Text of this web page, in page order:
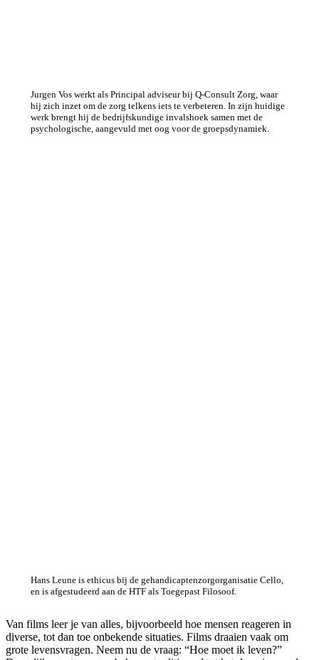
Jurgen Vos werkt als Principal adviseur bij Q-Consult Zorg, waar
hij zich inzet om de zorg telkens iets te verbeteren. In zijn huidige
werk brengt hij de bedrijfskundige invalshoek samen met de
psychologische, aangevuld met oog voor de groepsdynamiek.
Hans Leune is ethicus bij de gehandicaptenzorgorganisatie Cello,
en is afgestudeerd aan de HTF als Toegepast Filosoof.
Van films leer je van alles, bijvoorbeeld hoe mensen reageren in
diverse, tot dan toe onbekende situaties. Films draaien vaak om
grote levensvragen. Neem nu de vraag: “Hoe moet ik leven?”